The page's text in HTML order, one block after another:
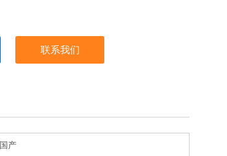
联系我们
国产